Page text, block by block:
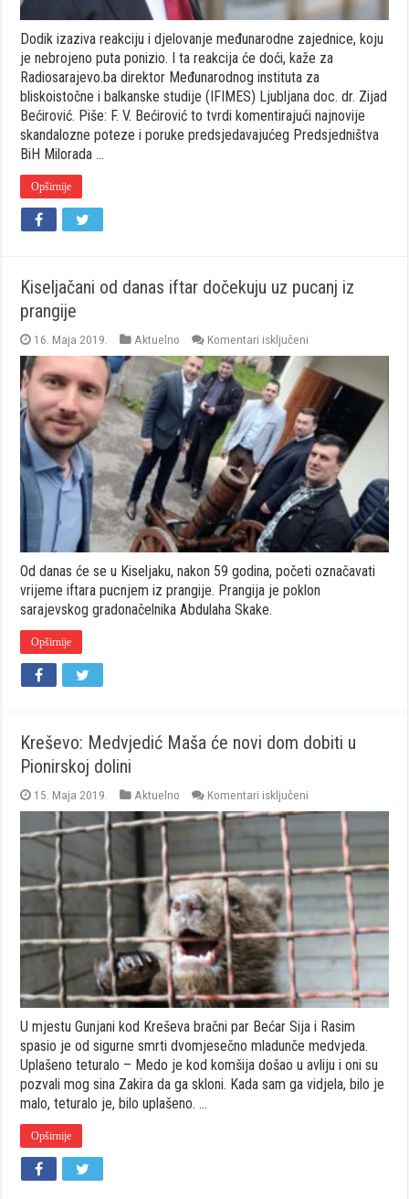
Dodik izaziva reakciju i djelovanje međunarodne zajednice, koju
je nebrojeno puta ponizio. I ta reakcija će doći, kaže za
Radiosarajevo.ba direktor Međunarodnog instituta za
bliskoistočne i balkanske studije (IFIMES) Ljubljana doc. dr. Zijad
Bećirović. Piše: F. V. Bećirović to tvrdi komentirajući najnovije
skandalozne poteze i poruke predsjedavajućeg Predsjedništva
BiH Milorada …
Opširnije
Kiseljačani od danas iftar dočekuju uz pucanj iz
prangije
16. Maja 2019. Aktuelno Komentari isključeni
Kiseljačani
od
danas
iftar
dočekuju
uz
pucanj
iz
prangije
Od danas će se u Kiseljaku, nakon 59 godina, početi označavati
vrijeme iftara pucnjem iz prangije. Prangija je poklon
sarajevskog gradonačelnika Abdulaha Skake.
Opširnije
Kreševo: Medvjedić Maša će novi dom dobiti u
Pionirskoj dolini
15. Maja 2019. Aktuelno Komentari isključeni
Kreševo:
Medvjedić
novi
dom
dobiti
Pionirskoj
dolini
U mjestu Gunjani kod Kreševa bračni par Bećar Sija i Rasim
spasio je od sigurne smrti dvomjesečno mladunče medvjeda.
Uplašeno teturalo – Medo je kod komšija došao u avliju i oni su
pozvali mog sina Zakira da ga skloni. Kada sam ga vidjela, bilo je
malo, teturalo je, bilo uplašeno. …
Opširnije